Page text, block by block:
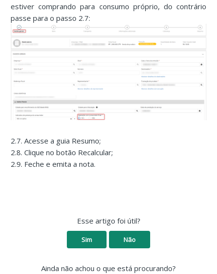
estiver comprando para consumo próprio, do contrário
passe para o passo 2.7:
2.7. Acesse a guia Resumo;
2.8. Clique no botão Recalcular;
2.9. Feche e emita a nota.
Esse artigo foi útil?
Sim Não
Ainda não achou o que está procurando?